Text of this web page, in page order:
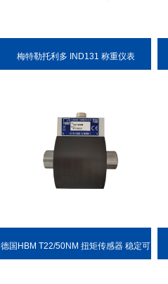
梅特勒托利多 IND131 称重仪表
德国HBM T22/50NM 扭矩传感器 稳定可